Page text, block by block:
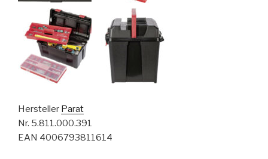
Hersteller Parat
Nr. 5.811.000.391
EAN 4006793811614